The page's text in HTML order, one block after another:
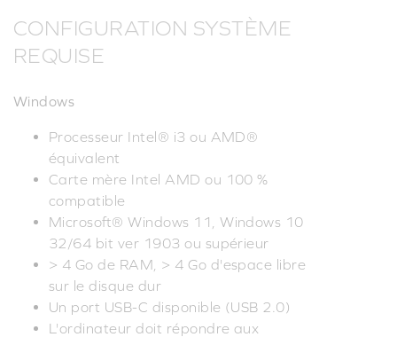
CONFIGURATION SYSTÈME
REQUISE
Windows
Processeur Intel® i3 ou AMD®
équivalent
Carte mère Intel AMD ou 100 %
compatible
Microsoft® Windows 11, Windows 10
32/64 bit ver 1903 ou supérieur
> 4 Go de RAM, > 4 Go d'espace libre
sur le disque dur
Un port USB-C disponible (USB 2.0)
L'ordinateur doit répondre aux